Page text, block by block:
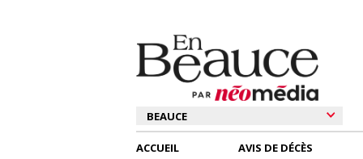
ACCUEIL AVIS DE DÉCÈS